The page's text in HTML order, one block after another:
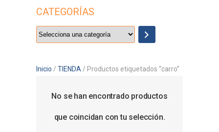
CATEGORÍAS
Selecciona
una
Inicio / TIENDA / Productos etiquetados “carro”
No se han encontrado productos
que coincidan con tu selección.